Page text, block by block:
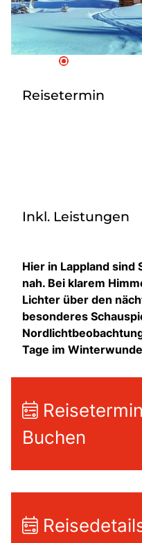
Reisetermin
Inkl. Leistungen
Hier in Lappland sind
nah. Bei klarem
Lichter über den
besonderes
Tage im
Buchen